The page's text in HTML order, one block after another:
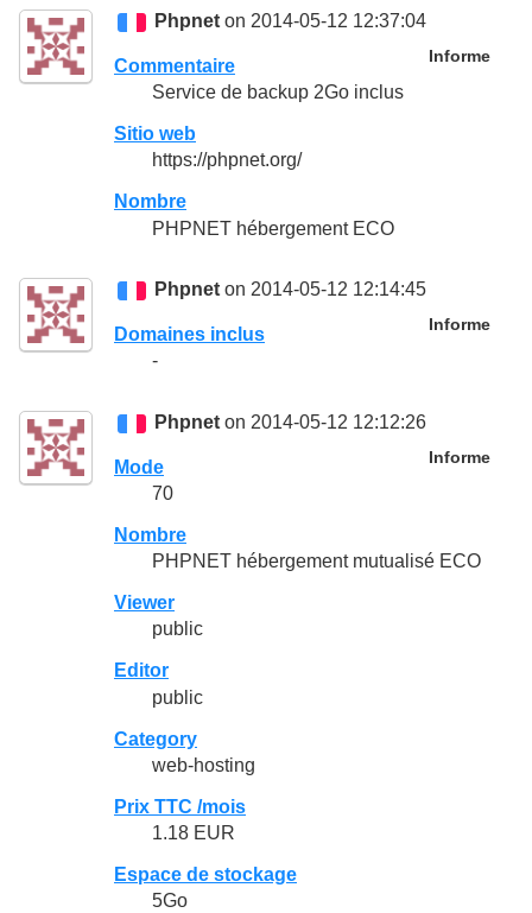
Phpnet on 2014-05-12 12:37:04
Informe
Commentaire
Service de backup 2Go inclus
Sitio web
https://phpnet.org/
Nombre
PHPNET hébergement ECO
Phpnet on 2014-05-12 12:14:45
Informe
Domaines inclus
-
Phpnet on 2014-05-12 12:12:26
Informe
Mode
70
Nombre
PHPNET hébergement mutualisé ECO
Viewer
public
Editor
public
Category
web-hosting
Prix TTC /mois
1.18 EUR
Espace de stockage
5Go